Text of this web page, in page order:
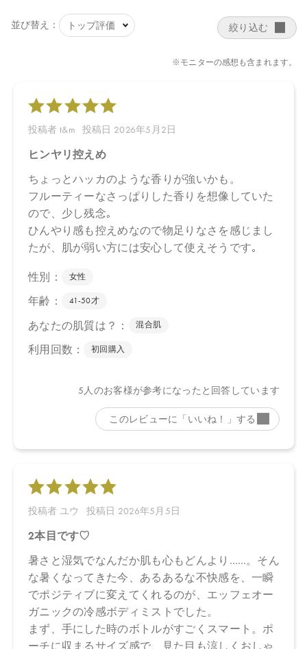
ギ葉／実／茎油、セイヨウネズ果実油、ベルガモット果実油、レ
モングラス葉油、マンダリンオレンジ果皮油、ビターオレンジ葉
／枝油、セイロンニッケイ葉油＊
【メーカー品番】
店舗でお問い合わせの際には、下記品番をお伝え下さい。
4571649070144
【店舗発売日】
CosmeKitchen 2026/4/15
Biople 2026/4/15
Biop 2026/4/15
※店舗での取り扱いや詳しい在庫状況につきましては、各店舗に
お問い合わせください。
ださい。
※通常はご注文より１～３営業日での発送となります。
ので予めご了承ください。
●パッケージはリニューアル等の理由により、写真と異なる場合が
異なる場合がございます。
●予告なくパッケージ仕様が変更になる場合がございます。